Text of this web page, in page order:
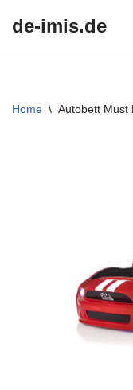
de-imis.de
Home \ Autobett Must